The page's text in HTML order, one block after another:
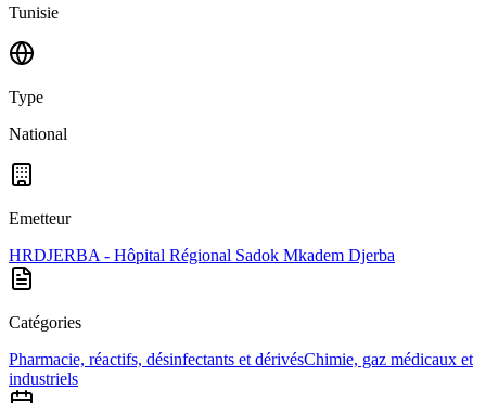
Tunisie
Type
National
Emetteur
HRDJERBA - Hôpital Régional Sadok Mkadem Djerba
Catégories
Pharmacie, réactifs, désinfectants et dérivésChimie, gaz médicaux et
industriels